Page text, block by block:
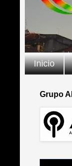
Inicio
Grupo